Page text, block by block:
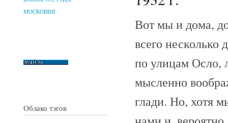
МОСКОВИЯ
Облако тэгов
Вот мы и дома,
всего несколько
по улицам Осло,
мысленно
глади. Но, хотя